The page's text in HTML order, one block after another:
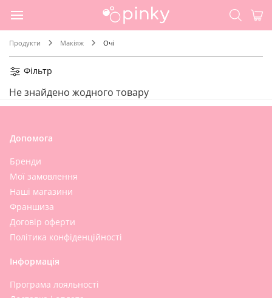
Продукти Макіяж Очі
Фільтр
Не знайдено жодного товару
Допомога
Бренди
Мої замовлення
Наші магазини
Франшиза
Договір оферти
Політика конфіденційності
Інформація
Програма лояльності